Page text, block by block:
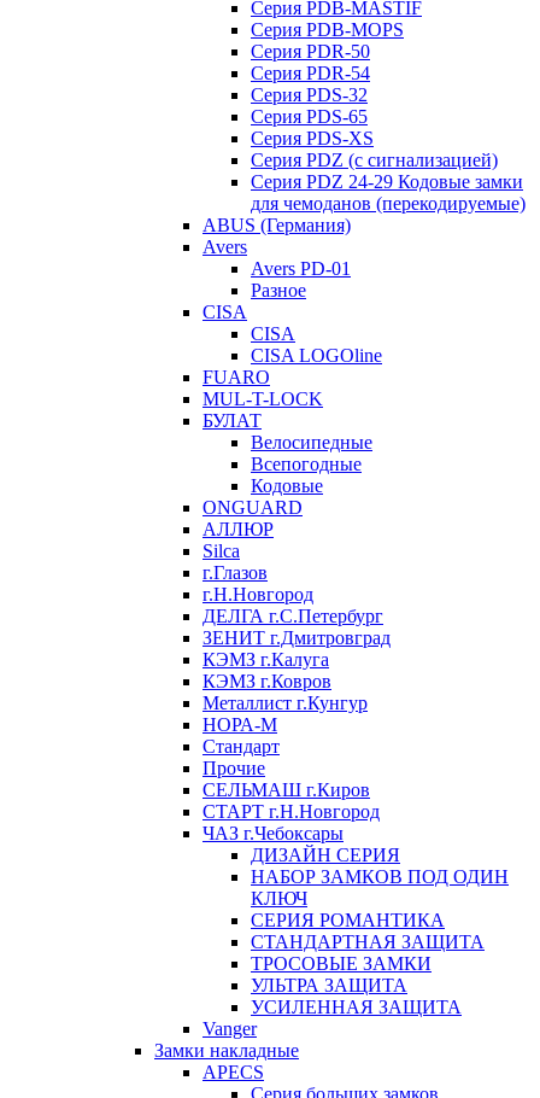
Серия PDB-MASTIF
Серия PDB-MOPS
Серия PDR-50
Серия PDR-54
Серия PDS-32
Серия PDS-65
Серия PDS-XS
Серия PDZ (с сигнализацией)
Серия PDZ 24-29 Кодовые замки
для чемоданов (перекодируемые)
ABUS (Германия)
Avers
Avers PD-01
Разное
CISA
CISA
CISA LOGOline
FUARO
MUL-T-LOCK
БУЛАТ
Велосипедные
Всепогодные
Кодовые
ONGUARD
АЛЛЮР
Silca
г.Глазов
г.Н.Новгород
ДЕЛГА г.С.Петербург
ЗЕНИТ г.Дмитровград
КЭМЗ г.Калуга
КЭМЗ г.Ковров
Металлист г.Кунгур
НОРА-М
Стандарт
Прочие
СЕЛЬМАШ г.Киров
СТАРТ г.Н.Новгород
ЧАЗ г.Чебоксары
ДИЗАЙН СЕРИЯ
НАБОР ЗАМКОВ ПОД ОДИН
КЛЮЧ
СЕРИЯ РОМАНТИКА
СТАНДАРТНАЯ ЗАЩИТА
ТРОСОВЫЕ ЗАМКИ
УЛЬТРА ЗАЩИТА
УСИЛЕННАЯ ЗАЩИТА
Vanger
Замки накладные
APECS
Серия больших замков